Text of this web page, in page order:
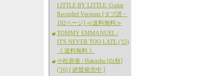
LITTLE BY LITTLE: Guitar
Recorded Versions [タブ譜・
192ページ] ≪送料無料≫
TOMMY EMMANUEL /
IT'S NEVER TOO LATE ('15)
《 送料無料 》
小松原俊 / Hakushu [白秋]
('16) [ 絶賛発売中 ]